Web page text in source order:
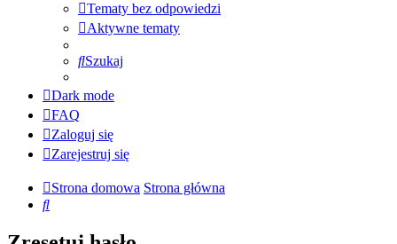
Tematy bez odpowiedzi
Aktywne tematy
Szukaj
Dark mode
FAQ
Zaloguj się
Zarejestruj się
Strona domowa Strona główna
Szukaj